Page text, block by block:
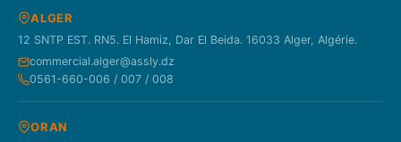
ALGER
12 SNTP EST. RN5. El Hamiz, Dar El Beida. 16033 Alger, Algérie.
commercial.alger@assly.dz
0561-660-006 / 007 / 008
ORAN